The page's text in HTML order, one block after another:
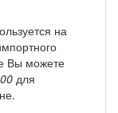
на
Вы можете
для